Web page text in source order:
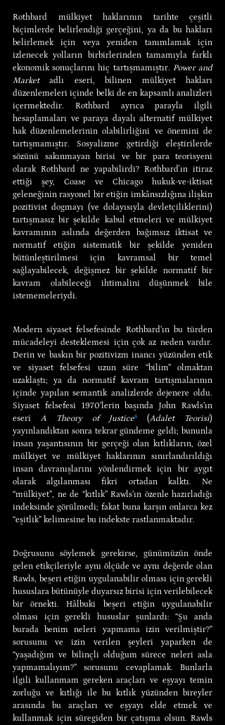
Rothbard mülkiyet haklarının tarihte çeşitli
biçimlerde belirlendiği gerçeğini, ya da bu hakları
belirlemek için veya yeniden tanımlamak için
izlenecek yolların birbirlerinden tamamıyla farklı
ekonomik sonuçlarını hiç tartışmamıştır. Power and
Market adlı eseri, bilinen mülkiyet hakları
düzenlemeleri içinde belki de en kapsamlı analizleri
içermektedir. Rothbard ayrıca parayla ilgili
hesaplamaları ve paraya dayalı alternatif mülkiyet
hak düzenlemelerinin olabilirliğini ve önemini de
tartışmamıştır. Sosyalizme getirdiği eleştirilerde
sözünü sakınmayan birisi ve bir para teorisyeni
olarak Rothbard ne yapabilirdi? Rothbard'ın itiraz
ettiği şey, Coase ve Chicago hukuk-ve-iktisat
geleneğinin rasyonel bir etiğin imkânsızlığına ilişkin
pozitivist dogmayı (ve dolayısıyla devletçiliklerini)
tartışmasız bir şekilde kabul etmeleri ve mülkiyet
kavramının aslında değerden bağımsız iktisat ve
normatif etiğin sistematik bir şekilde yeniden
bütünleştirilmesi için kavramsal bir temel
sağlayabilecek, değişmez bir şekilde normatif bir
kavram olabileceği ihtimalini düşünmek bile
istememeleriydi.
Modern siyaset felsefesinde Rothbard’ın bu türden
mücadeleyi desteklemesi için çok az neden vardır.
Derin ve baskın bir pozitivizm inancı yüzünden etik
ve siyaset felsefesi uzun süre “bilim” olmaktan
uzaklaştı; ya da normatif kavram tartışmalarının
içinde yapılan semantik analizlerde dejenere oldu.
Siyaset felsefesi 1970’lerin başında John Rawls’ın
eseri A Theory of Justice⁵ (Adalet Teorisi)
yayınlandıktan sonra tekrar gündeme geldi; bununla
insan yaşantısının bir gerçeği olan kıtlıkların, özel
mülkiyet ve mülkiyet haklarının sınırlandırıldığı
insan davranışlarını yönlendirmek için bir aygıt
olarak algılanması fikri ortadan kalktı. Ne
“mülkiyet”, ne de “kıtlık” Rawls’ın özenle hazırladığı
indeksinde görülmedi; fakat buna karşın onlarca kez
“eşitlik” kelimesine bu indekste rastlanmaktadır.
Doğrusunu söylemek gerekirse, günümüzün önde
gelen etikçileriyle aynı ölçüde ve aynı değerde olan
Rawls, beşeri etiğin uygulanabilir olması için gerekli
hususlara bütünüyle duyarsız birisi için verilebilecek
bir örnekti. Hâlbuki beşeri etiğin uygulanabilir
olması için gerekli hususlar şunlardı: “Şu anda
burada benim neleri yapmama izin verilmiştir?”
sorusunu ve izin verilen şeyleri yaparken de
“yaşadığım ve bilinçli olduğum sürece neleri asla
yapmamalıyım?” sorusunu cevaplamak. Bunlarla
ilgili kullanmam gereken araçları ve eşyayı temin
zorluğu ve kıtlığı ile bu kıtlık yüzünden bireyler
arasında bu araçları ve eşyayı elde etmek ve
kullanmak için süregiden bir çatışma olsun. Rawls